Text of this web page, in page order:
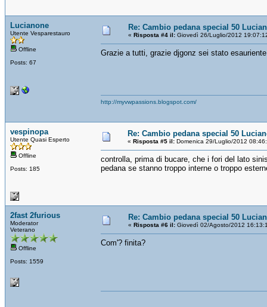
Lucianone
Utente Vesparestauro
Offline
Posts: 67
Re: Cambio pedana special 50
« Risposta #4 il: Giovedì 26/Luglio/2012
Grazie a tutti, grazie djgonz sei stato
http://myvwpassions.blogspot.com/
vespinopa
Utente Quasi Esperto
Offline
Posts: 185
Re: Cambio pedana special 50
« Risposta #5 il: Domenica 29/Luglio/2012
controlla, prima di bucare, che i fori del lato
pedana se stanno troppo interne o troppo
2fast 2furious
Moderator
Veterano
Offline
Posts: 1559
Re: Cambio pedana special 50
« Risposta #6 il: Giovedì 02/Agosto/2012
Com'? finita?